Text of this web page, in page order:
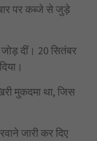
बार पर कब्जे से जुड़े
दीं। 20 सितंबर
मुकदमा था, जिस
जारी कर दिए